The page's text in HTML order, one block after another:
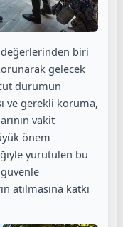
biri
gelecek
durumun
ve gerekli koruma,
vakit
önem
yürütülen bu
atılmasına katkı